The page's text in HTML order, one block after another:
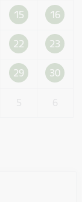
15 16
22 23
29 30